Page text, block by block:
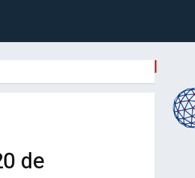
de